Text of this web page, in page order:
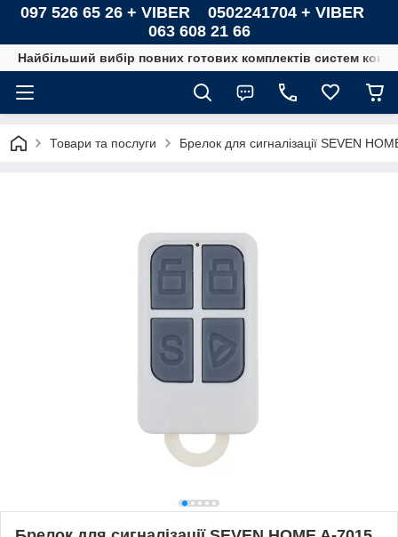
097 526 65 26 + VIBER 0502241704 + VIBER
063 608 21 66
Найбільший вибір повних готових комплектів систем
Товари та послуги Брелок для сигналізації SEVEN